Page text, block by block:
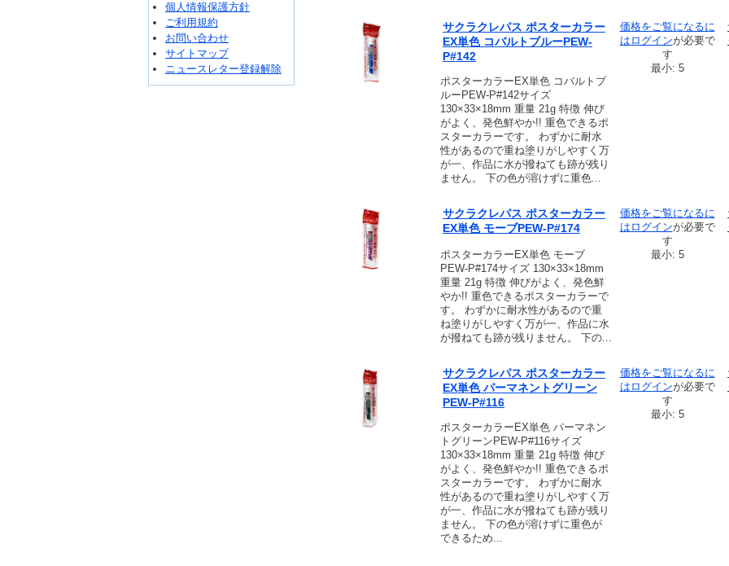
個人情報保護方針
ご利用規約
お問い合わせ
サイトマップ
ニュースレター登録解除
サクラクレパス ポスターカラー
EX単色 コバルトブルーPEW-
P#142
ポスターカラーEX単色 コバルトブ
ルーPEW-P#142サイズ
130×33×18mm 重量 21g 特徴 伸び
がよく、発色鮮やか!! 重色できるポ
スターカラーです。 わずかに耐水
性があるので重ね塗りがしやすく万
が一、作品に水が撥ねても跡が残り
ません。 下の色が溶けずに重色...
価格をご覧になるに
は ログインが必要で
す
最小: 5
サクラクレパス ポスターカラー
EX単色 モーブPEW-P#174
ポスターカラーEX単色 モーブ
PEW-P#174サイズ 130×33×18mm
重量 21g 特徴 伸びがよく、発色鮮
やか!! 重色できるポスターカラーで
す。 わずかに耐水性があるので重
ね塗りがしやすく万が一、作品に水
が撥ねても跡が残りません。 下の...
価格をご覧になるに
は ログインが必要で
す
最小: 5
サクラクレパス ポスターカラー
EX単色 パーマネントグリーン
PEW-P#116
ポスターカラーEX単色 パーマネン
トグリーンPEW-P#116サイズ
130×33×18mm 重量 21g 特徴 伸び
がよく、発色鮮やか!! 重色できるポ
スターカラーです。 わずかに耐水
性があるので重ね塗りがしやすく万
が一、作品に水が撥ねても跡が残り
ません。 下の色が溶けずに重色が
できるため...
価格をご覧になるに
は ログインが必要で
す
最小: 5